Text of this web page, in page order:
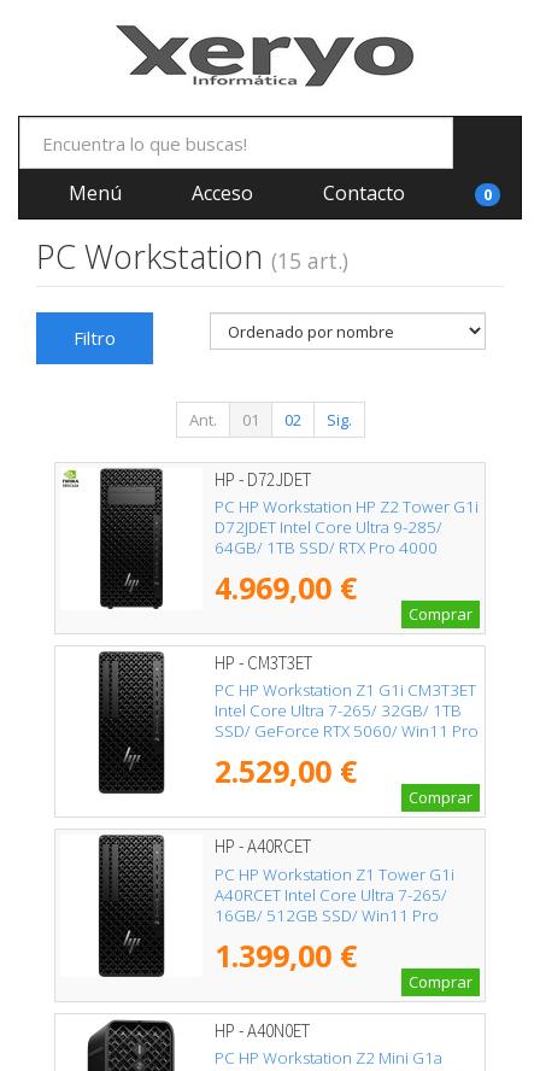
Menú Acceso Contacto 0
PC Workstation (15 art.)
Filtro
Ant. 01 02 Sig.
HP - D72JDET
PC HP Workstation HP Z2 Tower G1i
D72JDET Intel Core Ultra 9-285/
64GB/ 1TB SSD/ RTX Pro 4000
Teclado
4.969,00 €
Comprar
HP - CM3T3ET
PC HP Workstation Z1 G1i CM3T3ET
Intel Core Ultra 7-265/ 32GB/ 1TB
SSD/ GeForce RTX 5060/ Win11 Pro
2.529,00 €
Comprar
HP - A40RCET
PC HP Workstation Z1 Tower G1i
A40RCET Intel Core Ultra 7-265/
16GB/ 512GB SSD/ Win11 Pro
1.399,00 €
Comprar
HP - A40N0ET
PC HP Workstation Z2 Mini G1a